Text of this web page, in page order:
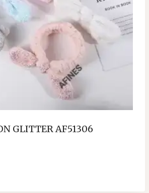
GLITTER AF51306